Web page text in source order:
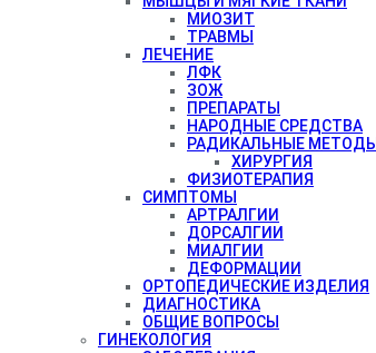
МИОЗИТ
ТРАВМЫ
ЛЕЧЕНИЕ
ЛФК
ЗОЖ
ПРЕПАРАТЫ
НАРОДНЫЕ СРЕДСТВА
РАДИКАЛЬНЫЕ МЕТОДЫ
ХИРУРГИЯ
ФИЗИОТЕРАПИЯ
СИМПТОМЫ
АРТРАЛГИИ
ДОРСАЛГИИ
МИАЛГИИ
ДЕФОРМАЦИИ
ОРТОПЕДИЧЕСКИЕ ИЗДЕЛИЯ
ДИАГНОСТИКА
ОБЩИЕ ВОПРОСЫ
ГИНЕКОЛОГИЯ